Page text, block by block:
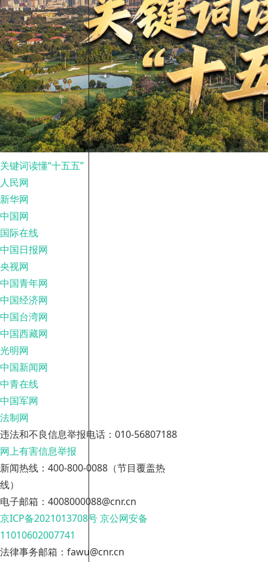
关键词读懂“十五五”
人民网
新华网
中国网
国际在线
中国日报网
央视网
中国青年网
中国经济网
中国台湾网
中国西藏网
光明网
中国新闻网
中青在线
中国军网
法制网
违法和不良信息举报电话：010-56807188
网上有害信息举报
新闻热线：400-800-0088（节目覆盖热
线）
电子邮箱：4008000088@cnr.cn
京ICP备2021013708号京公网安备
11010602007741
法律事务邮箱：fawu@cnr.cn